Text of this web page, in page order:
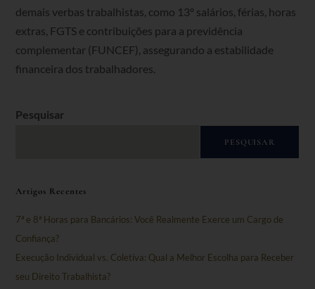
demais verbas trabalhistas, como 13º salários, férias, horas
extras, FGTS e contribuições para a previdência
complementar (FUNCEF), assegurando a estabilidade
financeira dos trabalhadores.
Pesquisar
PESQUISAR
Artigos Recentes
7ª e 8ª Horas para Bancários: Você Realmente Exerce um Cargo de
Confiança?
Execução Individual vs. Coletiva: Qual a Melhor Escolha para Receber
seu Direito Trabalhista?